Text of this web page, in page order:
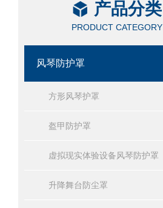
产品分类
PRODUCT CATEGORY
风琴防护罩
方形风琴护罩
盔甲防护罩
虚拟现实体验设备风琴防护罩
升降舞台防尘罩